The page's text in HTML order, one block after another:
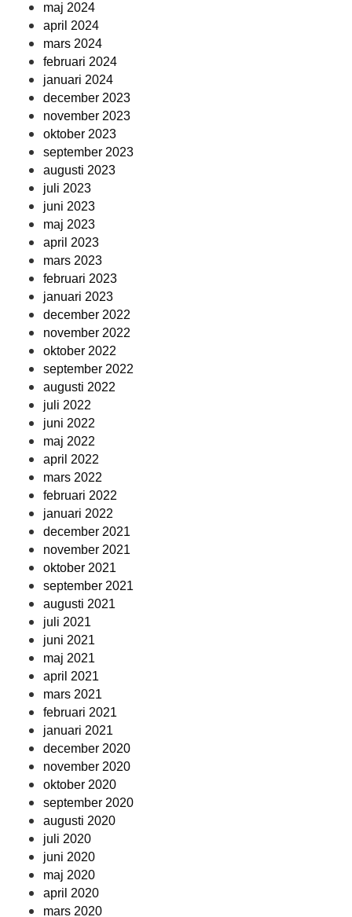
maj 2024
april 2024
mars 2024
februari 2024
januari 2024
december 2023
november 2023
oktober 2023
september 2023
augusti 2023
juli 2023
juni 2023
maj 2023
april 2023
mars 2023
februari 2023
januari 2023
december 2022
november 2022
oktober 2022
september 2022
augusti 2022
juli 2022
juni 2022
maj 2022
april 2022
mars 2022
februari 2022
januari 2022
december 2021
november 2021
oktober 2021
september 2021
augusti 2021
juli 2021
juni 2021
maj 2021
april 2021
mars 2021
februari 2021
januari 2021
december 2020
november 2020
oktober 2020
september 2020
augusti 2020
juli 2020
juni 2020
maj 2020
april 2020
mars 2020